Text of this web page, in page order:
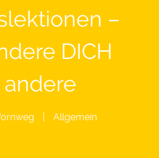
–
DICH
Allgemein